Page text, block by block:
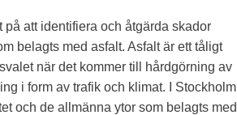
att identifiera och åtgärda skador
belagts med asfalt. Asfalt är ett tåligt
när det kommer till hårdgörning av
i form av trafik och klimat. I Stockholm
och de allmänna ytor som belagts med